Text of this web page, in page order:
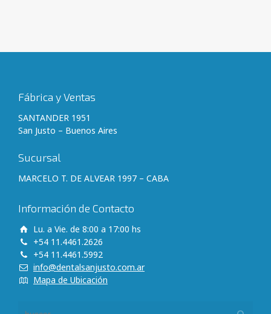
Fábrica y Ventas
SANTANDER 1951
San Justo – Buenos Aires
Sucursal
MARCELO T. DE ALVEAR 1997 – CABA
Información de Contacto
Lu. a Vie. de 8:00 a 17:00 hs
+54 11.4461.2626
+54 11.4461.5992
info@dentalsanjusto.com.ar
Mapa de Ubicación